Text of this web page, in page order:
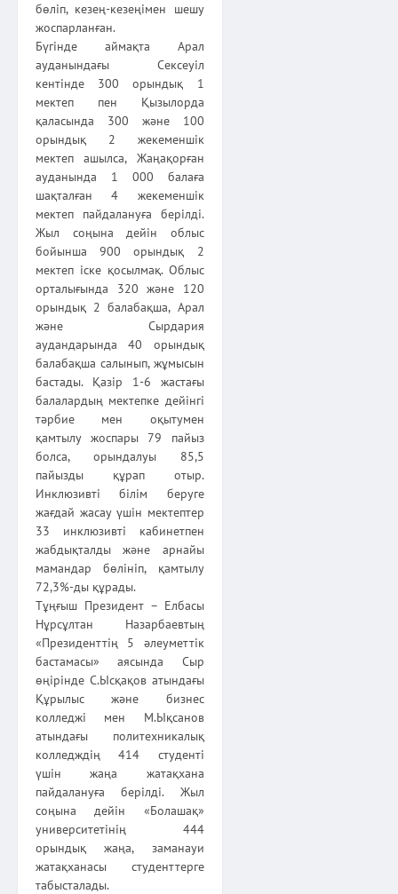
бөліп, кезең-кезеңімен шешу
жоспарланған.
Бүгінде аймақта Арал
ауданындағы Сексеуіл
кентінде 300 орындық 1
мектеп пен Қызылорда
қаласында 300 және 100
орындық 2 жекеменшік
мектеп ашылса, Жаңақорған
ауданында 1 000 балаға
шақталған 4 жекеменшік
мектеп пайдалануға берілді.
Жыл соңына дейін облыс
бойынша 900 орындық 2
мектеп іске қосылмақ. Облыс
орталығында 320 және 120
орындық 2 балабақша, Арал
және Сырдария
аудандарында 40 орындық
балабақша салынып, жұмысын
бастады. Қазір 1-6 жастағы
балалардың мектепке дейінгі
тәрбие мен оқытумен
қамтылу жоспары 79 пайыз
болса, орындалуы 85,5
пайызды құрап отыр.
Инклюзивті білім беруге
жағдай жасау үшін мектептер
33 инклюзивті кабинетпен
жабдықталды және арнайы
мамандар бөлініп, қамтылу
72,3%-ды құрады.
Тұңғыш Президент – Елбасы
Нұрсұлтан Назарбаевтың
«Прези­денттің 5 әлеуметтік
бастамасы» аясында Сыр
өңірінде С.Ысқақов атындағы
Құрылыс және бизнес
колледжі мен М.Ықсанов
атындағы политехникалық
колледждің 414 студенті
үшін жаңа жатақхана
пайдалануға берілді. Жыл
соңына дейін «Болашақ»
университетінің 444
орындық жаңа, заманауи
жатақ­ханасы студенттерге
табысталады.